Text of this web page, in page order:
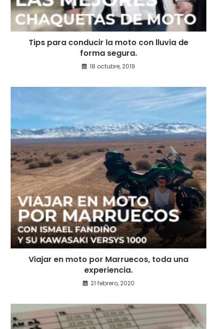
Tips para conducir la moto con lluvia de
forma segura.
18 octubre, 2019
Viajar en moto por Marruecos, toda una
experiencia.
21 febrero, 2020